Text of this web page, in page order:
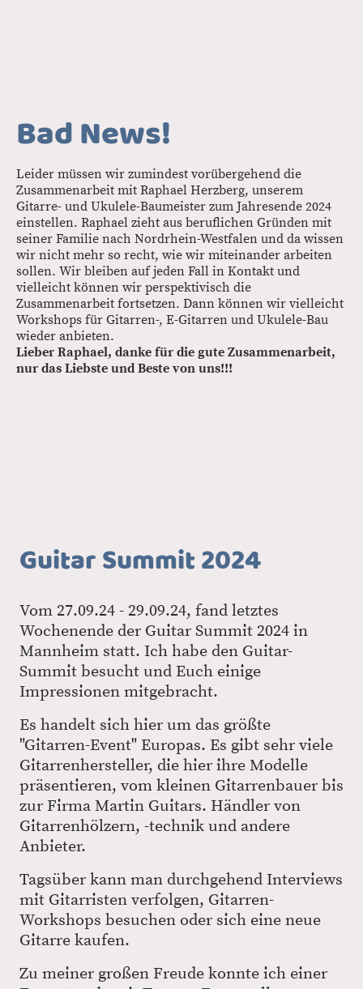
Bad News!
Leider müssen wir zumindest vorübergehend die
Zusammenarbeit mit Raphael Herzberg, unserem
Gitarre- und Ukulele-Baumeister zum Jahresende 2024
einstellen. Raphael zieht aus beruflichen Gründen mit
seiner Familie nach Nordrhein-Westfalen und da wissen
wir nicht mehr so recht, wie wir miteinander arbeiten
sollen. Wir bleiben auf jeden Fall in Kontakt und
vielleicht können wir perspektivisch die
Zusammenarbeit fortsetzen. Dann können wir vielleicht
Workshops für Gitarren-, E-Gitarren und Ukulele-Bau
wieder anbieten.
Lieber Raphael, danke für die gute Zusammenarbeit,
nur das Liebste und Beste von uns!!!
Guitar Summit 2024
Vom 27.09.24 - 29.09.24, fand letztes
Wochenende der Guitar Summit 2024 in
Mannheim statt. Ich habe den Guitar-
Summit besucht und Euch einige
Impressionen mitgebracht.
Es handelt sich hier um das größte
"Gitarren-Event" Europas. Es gibt sehr viele
Gitarrenhersteller, die hier ihre Modelle
präsentieren, vom kleinen Gitarrenbauer bis
zur Firma Martin Guitars. Händler von
Gitarrenhölzern, -technik und andere
Anbieter.
Tagsüber kann man durchgehend Interviews
mit Gitarristen verfolgen, Gitarren-
Workshops besuchen oder sich eine neue
Gitarre kaufen.
Zu meiner großen Freude konnte ich einer